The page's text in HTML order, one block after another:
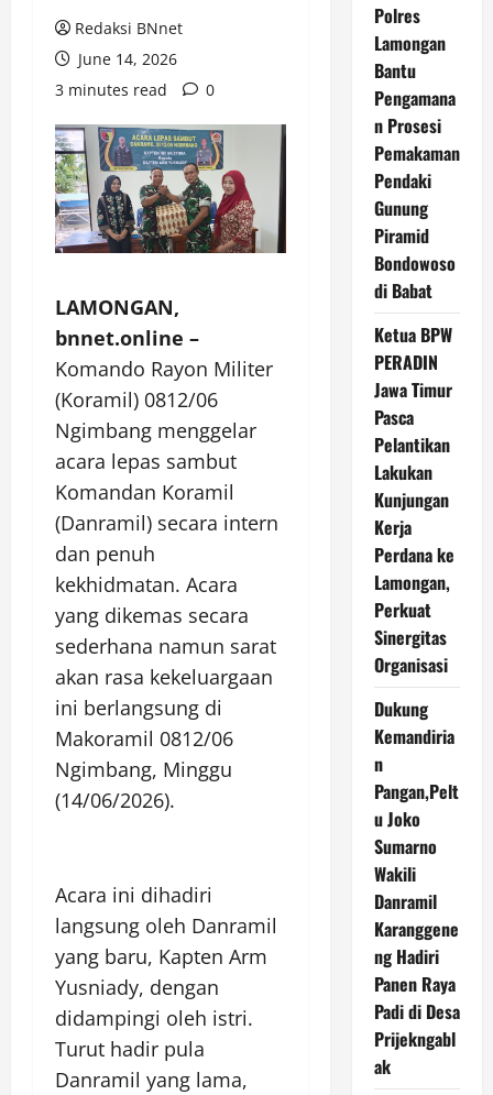
Redaksi BNnet
June 14, 2026
3 minutes read
0
LAMONGAN,
bnnet.online –
Komando Rayon Militer
(Koramil) 0812/06
Ngimbang menggelar
acara lepas sambut
Komandan Koramil
(Danramil) secara intern
dan penuh
kekhidmatan. Acara
yang dikemas secara
sederhana namun sarat
akan rasa kekeluargaan
ini berlangsung di
Makoramil 0812/06
Ngimbang, Minggu
(14/06/2026).
Acara ini dihadiri
langsung oleh Danramil
yang baru, Kapten Arm
Yusniady, dengan
didampingi oleh istri.
Turut hadir pula
Danramil yang lama,
Polres
Lamongan
Bantu
Pengamana
n Prosesi
Pemakaman
Pendaki
Gunung
Piramid
Bondowoso
di Babat
Ketua BPW
PERADIN
Jawa Timur
Pasca
Pelantikan
Lakukan
Kunjungan
Kerja
Perdana ke
Lamongan,
Perkuat
Sinergitas
Organisasi
Dukung
Kemandiria
n
Pangan,Pelt
u Joko
Sumarno
Wakili
Danramil
Karanggene
ng Hadiri
Panen Raya
Padi di Desa
Prijekngabl
ak